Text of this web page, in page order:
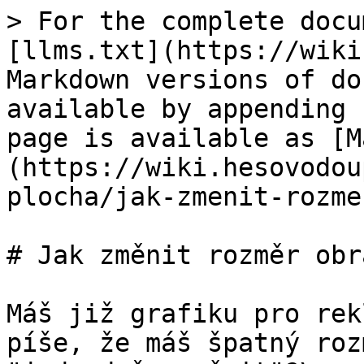
> For the complete
[llms.txt](https://
Markdown versions of
available by
page is available as
(https://
plocha/jak-zmenit-
# Jak změnit rozměr
Máš již grafiku pro
píše, že máš špatný